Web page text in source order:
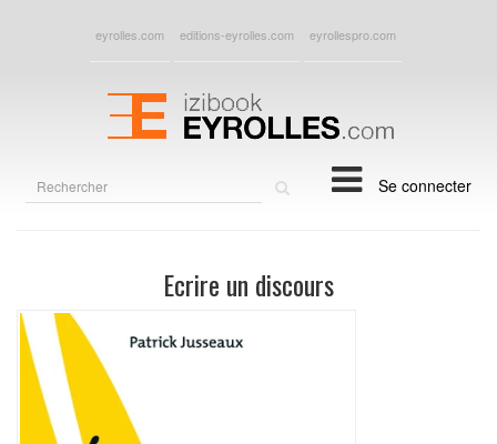
eyrolles.com editions-eyrolles.com eyrollespro.com
Se connecter
Ecrire un discours